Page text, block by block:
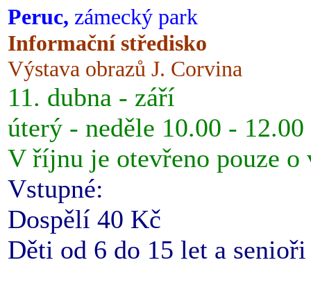
Peruc, zámecký park
Informační středisko
Výstava obrazů J. Corvina
11. dubna - září
úterý - neděle 10.00 -
V říjnu je otevřeno pouze o
Vstupné:
Dospělí 40 Kč
Děti od 6 do 15 let a